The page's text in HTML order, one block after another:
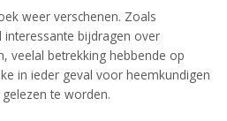
weer verschenen. Zoals
bijdragen over
veelal betrekking hebbende op
in ieder geval voor heemkundigen
te worden.